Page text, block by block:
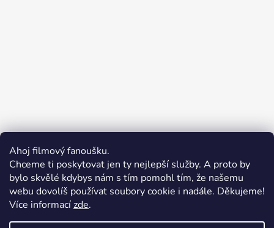
Ahoj filmový fanoušku.
Chceme ti poskytovat jen ty nejlepší služby. A proto by
bylo skvělé kdybys nám s tím pomohl tím, že našemu
webu dovolíš používat soubory cookie i nadále. Děkujeme!
Více informacízde.
Merchion | Pořiďte si vlastní merch